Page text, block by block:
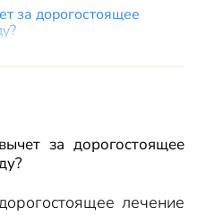
за дорогостоящее
лечения для
вид медуслуги?
высокотехнологичной
за дорогостоящее
лечение